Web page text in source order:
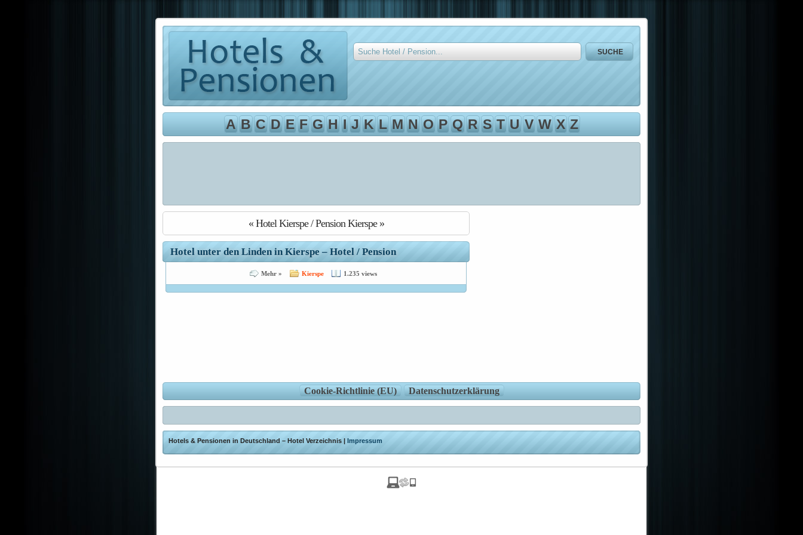
A B C D E F G H I J K L M N O P Q R S T U V W X Z
« Hotel Kierspe / Pension Kierspe »
Hotel unter den Linden in Kierspe – Hotel / Pension
Mehr » Kierspe 1.235 views
Cookie-Richtlinie (EU) Datenschutzerklärung
Hotels & Pensionen in Deutschland – Hotel Verzeichnis | Impressum